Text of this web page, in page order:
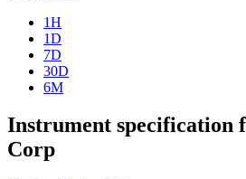
1H
1D
7D
30D
6M
Instrument specification
Corp